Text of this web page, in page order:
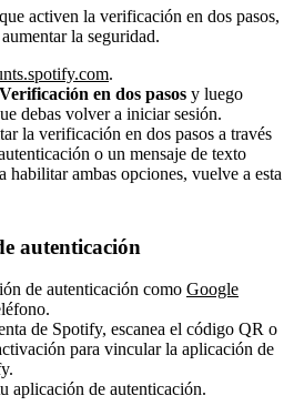
activen la verificación en dos pasos,
la seguridad.
.
Verificación en dos pasos y luego
debas volver a iniciar sesión.
la verificación en dos pasos a través
o un mensaje de texto
habilitar ambas opciones, vuelve a esta
autenticación
de autenticación como Google
de Spotify, escanea el código QR o
para vincular la aplicación de
aplicación de autenticación.